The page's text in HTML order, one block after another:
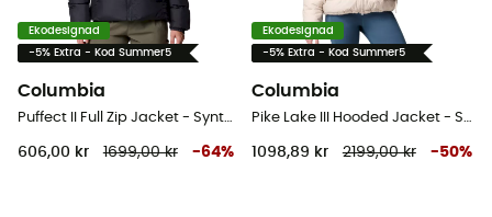
Ekodesignad
-5% Extra - Kod Summer5
Columbia
Puffect II Full Zip Jacket - Syntetjacka - Dam
606,00 kr 1699,00 kr -64%
Ekodesignad
-5% Extra - Kod Summer5
Columbia
Pike Lake III Hooded Jacket - Syntetjacka - Dam
1098,89 kr 2199,00 kr -50%